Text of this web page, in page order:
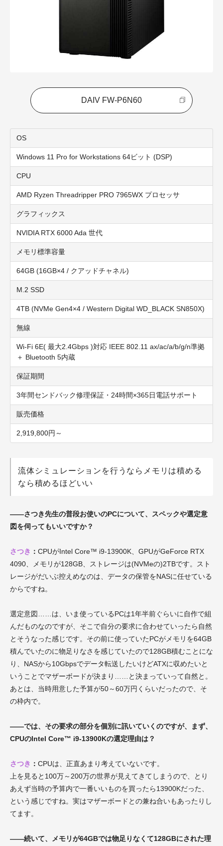
DAIV FW-P6N60
OS
Windows 11 Pro for Workstations 64ビット (DSP)
CPU
AMD Ryzen Threadripper PRO 7965WX プロセッサ
グラフィックス
NVIDIA RTX 6000 Ada 世代
メモリ標準容量
64GB (16GB×4 / クアッドチャネル)
M.2 SSD
4TB (NVMe Gen4×4 / Western Digital WD_BLACK SN850X)
無線
Wi-Fi 6E( 最大2.4Gbps )対応 IEEE 802.11 ax/ac/a/b/g/n準拠
＋ Bluetooth 5内蔵
保証期間
3年間センドバック修理保証・24時間×365日電話サポート
販売価格
2,919,800円～
流体シミュレーションを行うならメモリは積める
なら積めるほどいい
――さつき先生の普段お使いのPCについて、スペックや選定意
図を伺ってもいいですか？
さつき ： CPUがIntel Core™ i9-13900K、GPUがGeForce RTX
4090、メモリが128GB、ストレージは(NVMeの)2TBです。スト
レージがだいぶ控えめなのは、データの保管をNASに任せている
からですね。
選定意図……は、いま使っているPCは1年半前ぐらいに自作で組
んだものなのですが、そこで自分の要求に合わせていったら自然
とそうなった感じです。その前に使っていたPCがメモリを64GB
積んでいたのに物足りなさを感じていたので128GB積むことにな
り、NASから10Gbpsでデータ転送したいけどATXに収めたいと
いうことでマザーボードが決まり……と決まっていって自然と。
あとは、当時用意した予算が50～60万円くらいだったので、そ
の枠内で。
――では、その要求の部分を個別に訊いていくのですが、まず、
CPUのIntel Core™ i9-13900Kの選定理由は？
さつき ： CPUは、正直あまり考えていないです。
上を見ると100万～200万の世界が見えてきてしまうので、とり
あえず当時の予算内で一番いいものを買ったら13900Kだった、
という感じですね。 実はマザーボードとの兼ね合いもあったりし
てます。
――続いて、メモリが64GBでは物足りなくて128GBにされた理